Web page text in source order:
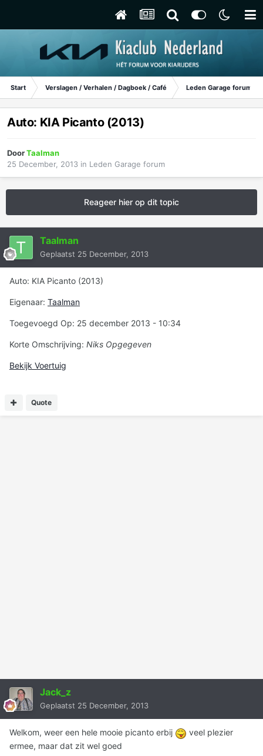
Start Verslagen / Verhalen / Dagboek / Café Leden Garage forum
Auto: KIA Picanto (2013)
DoorTaalman
25 December, 2013 in Leden Garage forum
Reageer hier op dit topic
Taalman
Geplaatst 25 December, 2013
Auto: KIA Picanto (2013)
Eigenaar: Taalman
Toegevoegd Op: 25 december 2013 - 10:34
Korte Omschrijving: Niks Opgegeven
Bekijk Voertuig
Quote
Jack_z
Geplaatst 25 December, 2013
Welkom, weer een hele mooie picanto erbij
veel plezier
ermee, maar dat zit wel goed